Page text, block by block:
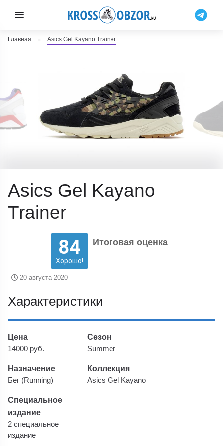
Главная Asics Gel Kayano Trainer
Asics Gel Kayano
Trainer
84
Хорошо!
Итоговая оценка
20 августа 2020
Характеристики
Цена
14000 руб.
Сезон
Summer
Назначение
Бег (Running)
Коллекция
Asics Gel Kayano
Специальное
издание
2 специальное
издание